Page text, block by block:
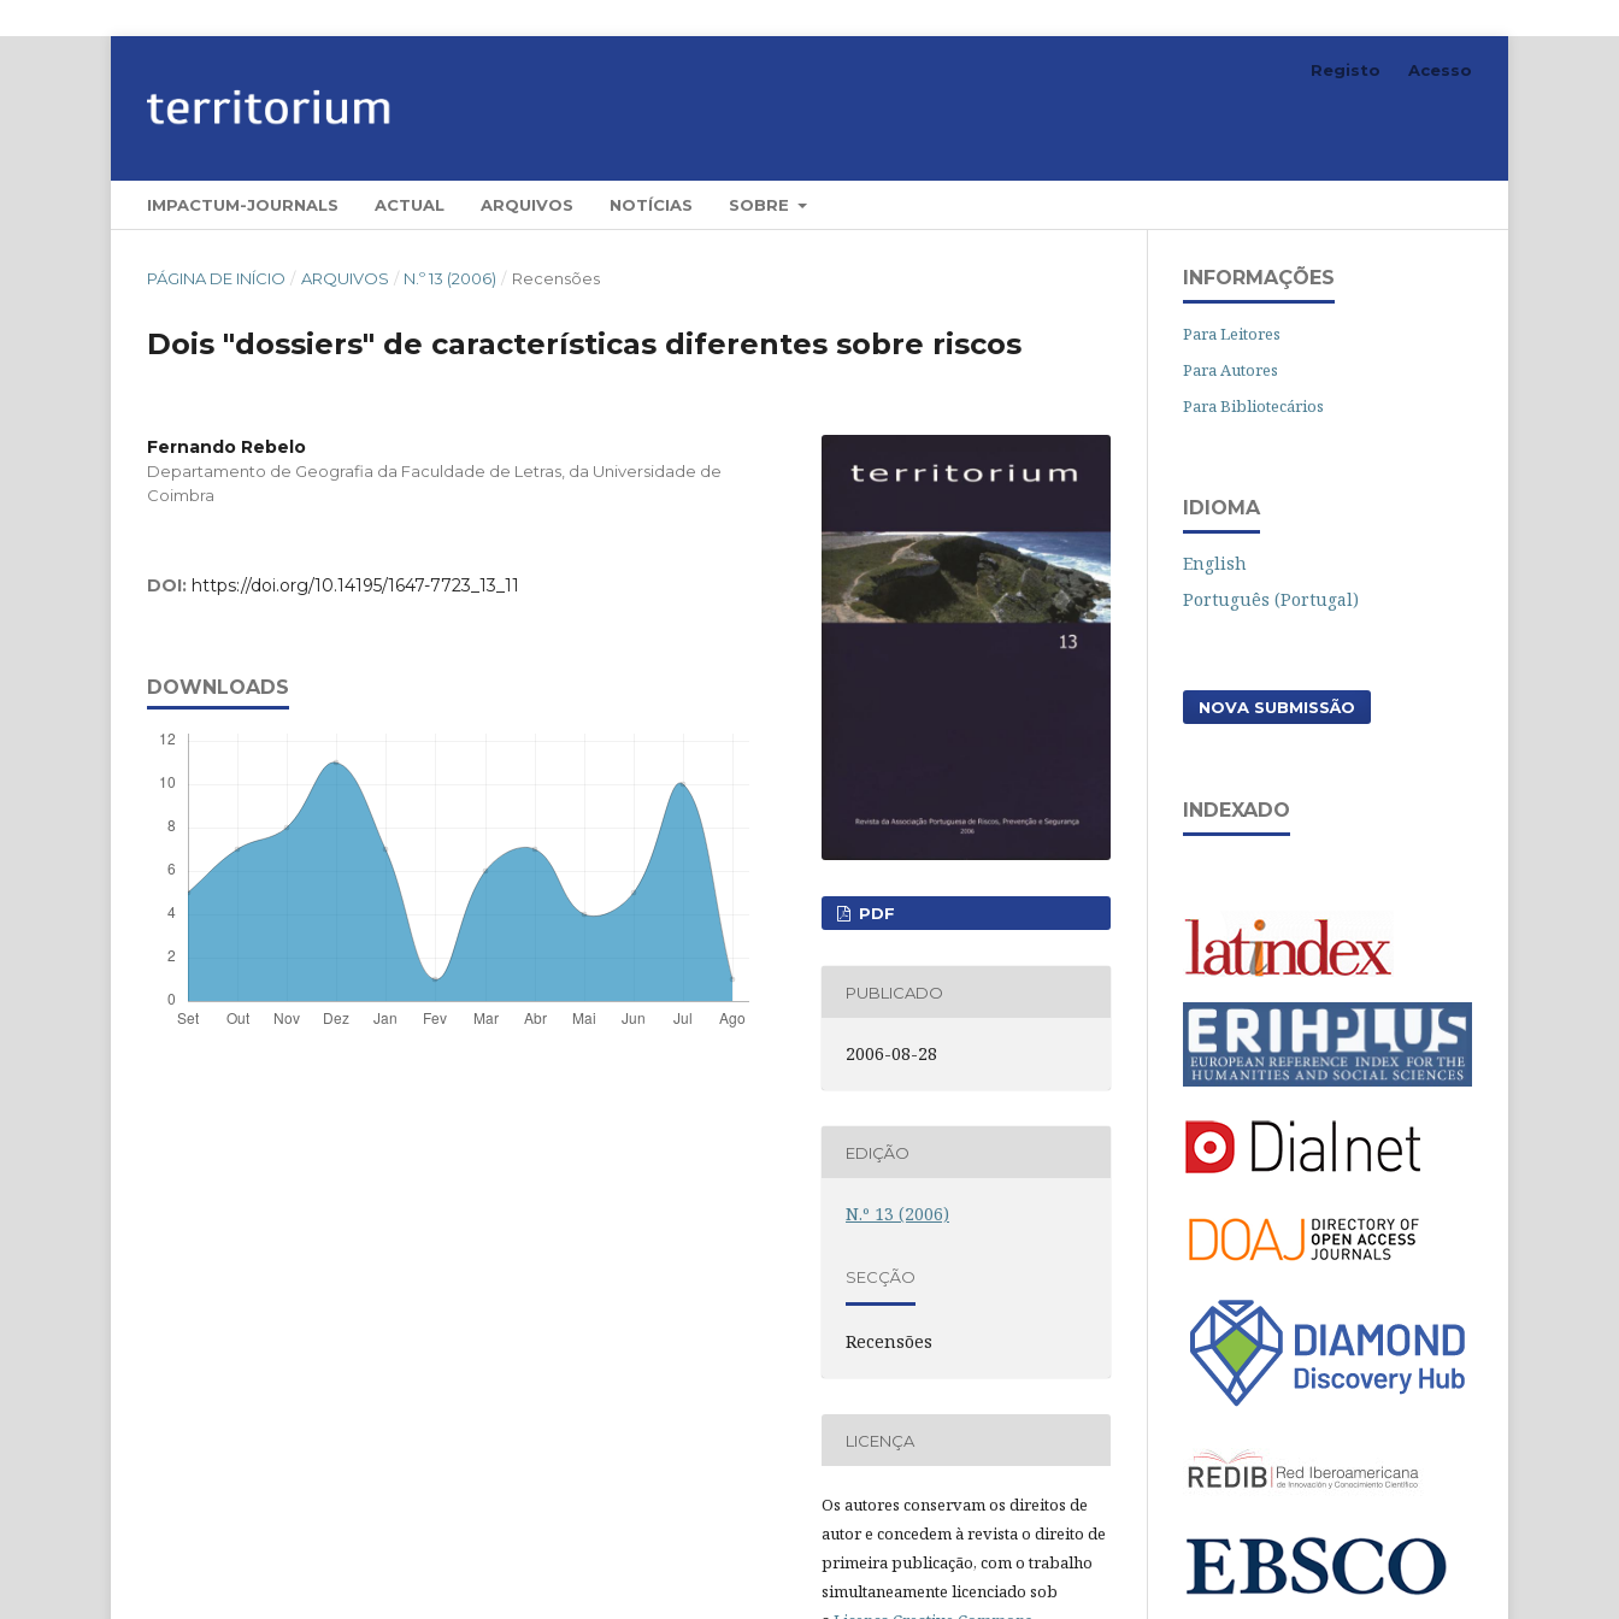
IMPACTUM-JOURNALS ACTUAL ARQUIVOS NOTÍCIAS SOBRE
Registo Acesso
PÁGINA DE INÍCIO / ARQUIVOS / N.º 13 (2006) / Recensões
Dois "dossiers" de características diferentes sobre riscos
Fernando Rebelo
Departamento de Geografia da Faculdade de Letras, da Universidade de
Coimbra
DOI: https://doi.org/10.14195/1647-7723_13_11
DOWNLOADS
PDF
PUBLICADO
2006-08-28
EDIÇÃO
N.º 13 (2006)
SECÇÃO
Recensões
LICENÇA
Os autores conservam os direitos de
autor e concedem à revista o direito de
primeira publicação, com o trabalho
simultaneamente licenciado sob
INFORMAÇÕES
Para Leitores
Para Autores
Para Bibliotecários
IDIOMA
English
Português (Portugal)
NOVA SUBMISSÃO
INDEXADO